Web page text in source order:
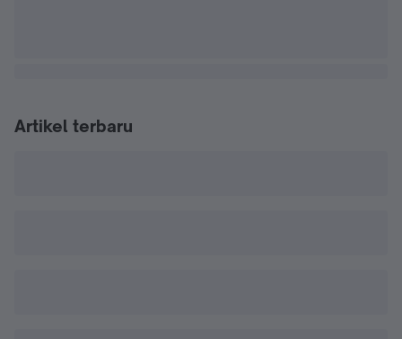
Artikel terbaru